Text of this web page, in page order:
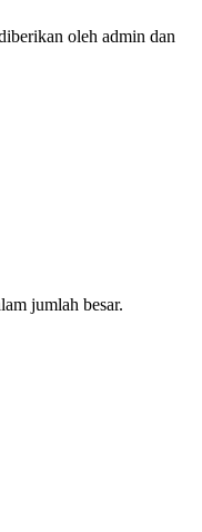
oleh admin dan
jumlah besar.